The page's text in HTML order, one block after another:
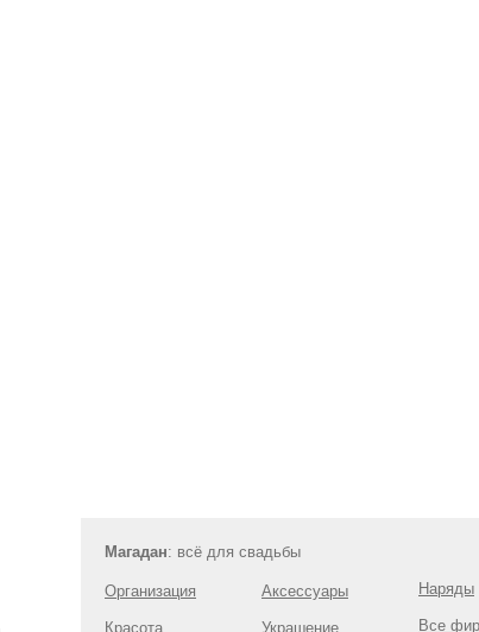
Магадан: всё для свадьбы
Организация
Красота
Аксессуары
Украшение
Наряды
Все